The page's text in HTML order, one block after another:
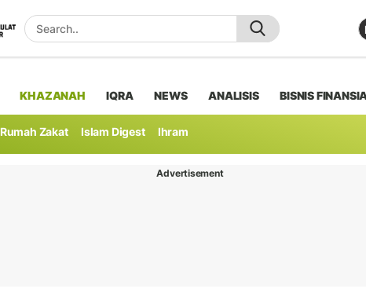
KHAZANAH IQRA NEWS ANALISIS BISNIS
Rumah Zakat Islam Digest Ihram
Advertisement